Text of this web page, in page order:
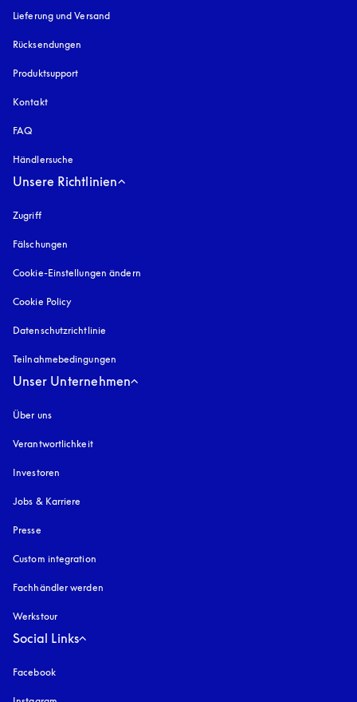
Lieferung und Versand
Rücksendungen
Produktsupport
Kontakt
FAQ
Händlersuche
Unsere Richtlinien
Zugrifföffnet sich in einem neuen Tab
Fälschungen
Cookie-Einstellungen ändern
Cookie Policy
Datenschutzrichtlinie
Teilnahmebedingungen
Unser Unternehmen
Über uns
Verantwortlichkeit
Investoren
Jobs & Karriere
Presse
Custom integration
Fachhändler werden
Werkstour
Social Links
Facebook